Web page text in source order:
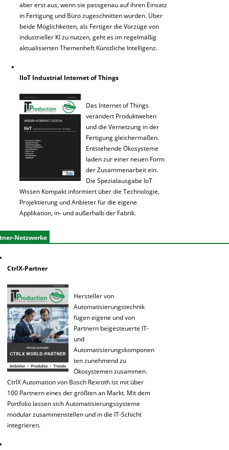
aber erst aus, wenn sie passgenau auf ihren Einsatz
in Fertigung und Büro zugeschnitten wurden. Über
beide Möglichkeiten, als Fertiger die Vorzüge von
industrieller KI zu nutzen, geht es im regelmäßig
aktualisierten Themenheft Künstliche Intelligenz.
IIoT Industrial Internet of Things
Das Internet of Things
verändert Produktwelten
und die Vernetzung in der
Fertigung gleichermaßen.
Entstehende Ökosysteme
laden zur einer neuen Form
der Zusammenarbeit ein.
Die Spezialausgabe IoT
Wissen Kompakt informiert über die Technologie,
Projektierung und Anbieter für die eigene
Applikation, in- und außerhalb der Fabrik.
Netzwerke
CtrlX-Partner
Hersteller von
Automatisierungstechnik
fügen eigene und von
Partnern beigesteuerte IT-
und
Automatisierungskomponen
ten zunehmend zu
Ökosystemen zusammen.
CtrlX Automation von Bosch Rexroth ist mit über
100 Partnern eines der größten an Markt. Mit dem
Portfolio lassen sich Automatisierungssysteme
modular zusammenstellen und in die IT-Schicht
integrieren.